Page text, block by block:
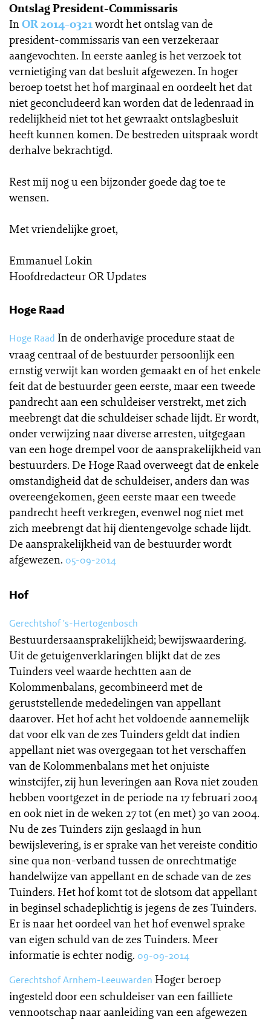
Ontslag President-Commissaris
InOR 2014-0321wordt het ontslag van de
president-commissaris van een verzekeraar
aangevochten. In eerste aanleg is het verzoek tot
vernietiging van dat besluit afgewezen. In hoger
beroep toetst het hof marginaal en oordeelt het dat
niet geconcludeerd kan worden dat de ledenraad in
redelijkheid niet tot het gewraakt ontslagbesluit
heeft kunnen komen. De bestreden uitspraak wordt
derhalve bekrachtigd.
Rest mij nog u een bijzonder goede dag toe te
wensen.
Met vriendelijke groet,
Emmanuel Lokin
Hoofdredacteur OR Updates
Hoge Raad
Hoge Raad In de onderhavige procedure staat de
vraag centraal of de bestuurder persoonlijk een
ernstig verwijt kan worden gemaakt en of het enkele
feit dat de bestuurder geen eerste, maar een tweede
pandrecht aan een schuldeiser verstrekt, met zich
meebrengt dat die schuldeiser schade lijdt. Er wordt,
onder verwijzing naar diverse arresten, uitgegaan
van een hoge drempel voor de aansprakelijkheid van
bestuurders. De Hoge Raad overweegt dat de enkele
omstandigheid dat de schuldeiser, anders dan was
overeengekomen, geen eerste maar een tweede
pandrecht heeft verkregen, evenwel nog niet met
zich meebrengt dat hij dientengevolge schade lijdt.
De aansprakelijkheid van de bestuurder wordt
afgewezen. 05-09-2014
Hof
Gerechtshof 's-Hertogenbosch
Bestuurdersaansprakelijkheid; bewijswaardering.
Uit de getuigenverklaringen blijkt dat de zes
Tuinders veel waarde hechtten aan de
Kolommenbalans, gecombineerd met de
geruststellende mededelingen van appellant
daarover. Het hof acht het voldoende aannemelijk
dat voor elk van de zes Tuinders geldt dat indien
appellant niet was overgegaan tot het verschaffen
van de Kolommenbalans met het onjuiste
winstcijfer, zij hun leveringen aan Rova niet zouden
hebben voortgezet in de periode na 17 februari 2004
en ook niet in de weken 27 tot (en met) 30 van 2004.
Nu de zes Tuinders zijn geslaagd in hun
bewijslevering, is er sprake van het vereiste conditio
sine qua non-verband tussen de onrechtmatige
handelwijze van appellant en de schade van de zes
Tuinders. Het hof komt tot de slotsom dat appellant
in beginsel schadeplichtig is jegens de zes Tuinders.
Er is naar het oordeel van het hof evenwel sprake
van eigen schuld van de zes Tuinders. Meer
informatie is echter nodig. 09-09-2014
Gerechtshof Arnhem-Leeuwarden Hoger beroep
ingesteld door een schuldeiser van een failliete
vennootschap naar aanleiding van een afgewezen